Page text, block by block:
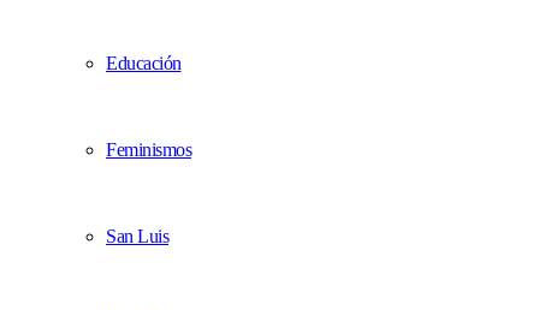
Educación
Feminismos
San Luis